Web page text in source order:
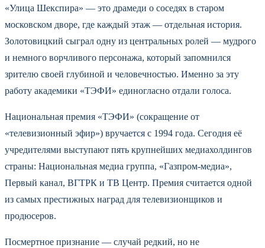
«Улица Шекспира» — это драмеди о соседях в старом
московском дворе, где каждый этаж — отдельная история.
Золотовицкий сыграл одну из центральных ролей — мудрого
и немного ворчливого персонажа, который запомнился
зрителю своей глубиной и человечностью. Именно за эту
работу академики «ТЭФИ» единогласно отдали голоса.
Национальная премия «ТЭФИ» (сокращение от
«телевизионный эфир») вручается с 1994 года. Сегодня её
учредителями выступают пять крупнейших медиахолдингов
страны: Национальная медиа группа, «Газпром-медиа»,
Первый канал, ВГТРК и ТВ Центр. Премия считается одной
из самых престижных наград для телевизионщиков и
продюсеров.
Посмертное признание — случай редкий, но не